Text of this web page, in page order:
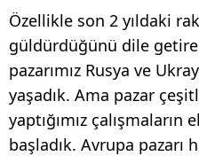
Özellikle son 2 yıldaki
güldürdüğünü dile
pazarımız Rusya ve
yaşadık. Ama pazar
yaptığımız
başladık. Avrupa pazarı